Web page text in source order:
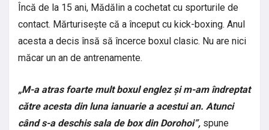
Încă de la 15 ani, Mădălin a cochetat cu sporturile de
contact. Mărturisește că a început cu kick-boxing. Anul
acesta a decis însă să încerce boxul clasic. Nu are nici
măcar un an de antrenamente.
„M-a atras foarte mult boxul englez și m-am îndreptat
către acesta din luna ianuarie a acestui an. Atunci
când s-a deschis sala de box din Dorohoi”, spune